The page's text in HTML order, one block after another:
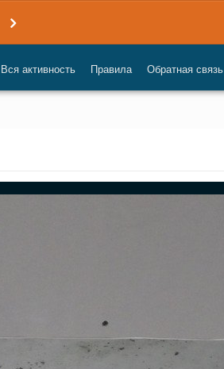
Вся активность Правила Обратная связь